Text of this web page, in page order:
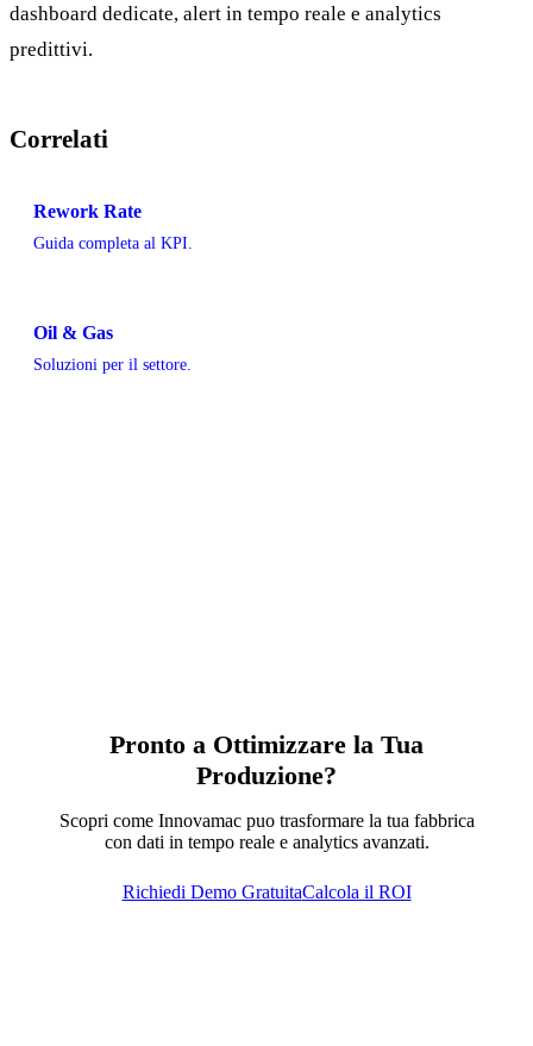
dashboard dedicate, alert in tempo reale e analytics
predittivi.
Correlati
Rework Rate
Guida completa al KPI.
Oil & Gas
Soluzioni per il settore.
Pronto a Ottimizzare la Tua
Produzione?
Scopri come Innovamac puo trasformare la tua fabbrica
con dati in tempo reale e analytics avanzati.
Richiedi Demo GratuitaCalcola il ROI